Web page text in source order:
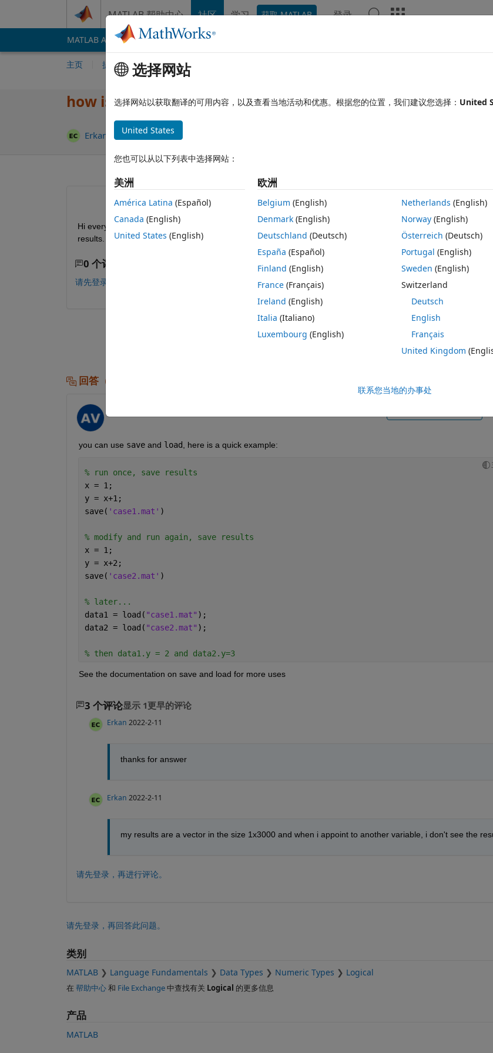
MATLAB 帮助中心 社区 学习 获取 MATLAB 登录
MATLAB Answers File Exchange
主页 提问 回答 浏览
how is keep the output values in program?
Erkan 2022 2 10 1 个回答
0
Hi everybody, I ran the  a program and got the results. After making a change in the same program, I ran it
results. How can I compare the first results with the second results? i.e. how can I keep the first results?
0 个评论
请先登录，再进行评论。
共
回答（1 个）
you can use save and load , here is a quick example:
% run once, save results
x = 1;
y = x+1;
save( 'case1.mat' )
% modify and run again, save results
x = 1;
y = x+2;
save( 'case2.mat' )
% later...
data1 = load( "case1.mat" );
data2 = load( "case2.mat" );
% then data1.y = 2 and data2.y=3
See the documentation on save and load for more uses
3 个评论显示 1更早的评论
Erkan 2022-2-11
thanks for answer
Erkan 2022-2-11
my results are a vector in the size 1x3000 and when i appoint to another variable, i don't see the
请先登录，再进行评论。
请先登录，再回答此问题。
类别
MATLAB Language Fundamentals Data Types Numeric Types Logical
在 帮助中心和 File Exchange中查找有关 Logical 的更多信息
产品
MATLAB
选择网站
选择网站以获取翻译的可用内容，以及查看当地活动和优惠。根据您的位置，我们建议您选择： United
United States
您也可以从以下列表中选择网站：
美洲
América Latina (Español)
Canada (English)
United States (English)
欧洲
Belgium (English)
Denmark (English)
Deutschland (Deutsch)
España (Español)
Finland (English)
France (Français)
Ireland (English)
Italia (Italiano)
Luxembourg (English)
Netherlands (English)
Norway(English)
Österreich (Deutsch)
Portugal (English)
Sweden (English)
Switzerland
Deutsch
English
Français
United Kingdom
联系您当地的办事处